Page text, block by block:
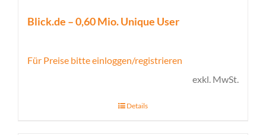
Blick.de – 0,60 Mio. Unique User
Für Preise bitte einloggen/registrieren
exkl. MwSt.
Details